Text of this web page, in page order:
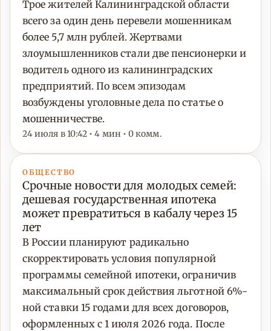
Трое жителей Калининградской области
всего за один день перевели мошенникам
более 5,7 млн рублей. Жертвами
злоумышленников стали две пенсионерки и
водитель одного из калининградских
предприятий. По всем эпизодам
возбуждены уголовные дела по статье о
мошенничестве.
24 июля в 10:42 • 4 мин • 0 комм.
ОБЩЕСТВО
Срочные новости для молодых семей:
дешевая государственная ипотека
может превратиться в кабалу через 15
лет
В России планируют радикально
скорректировать условия популярной
программы семейной ипотеки, ограничив
максимальный срок действия льготной 6%-
ной ставки 15 годами для всех договоров,
оформленных с 1 июля 2026 года. После